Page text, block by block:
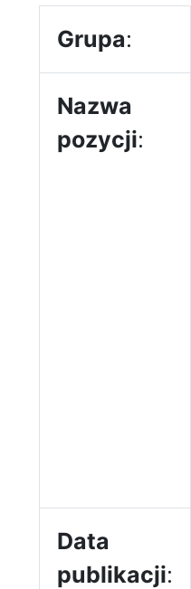
Grupa:
Nazwa
pozycji:
Data
publikacji: